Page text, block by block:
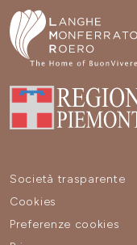
Società trasparente
Cookies
Preferenze cookies